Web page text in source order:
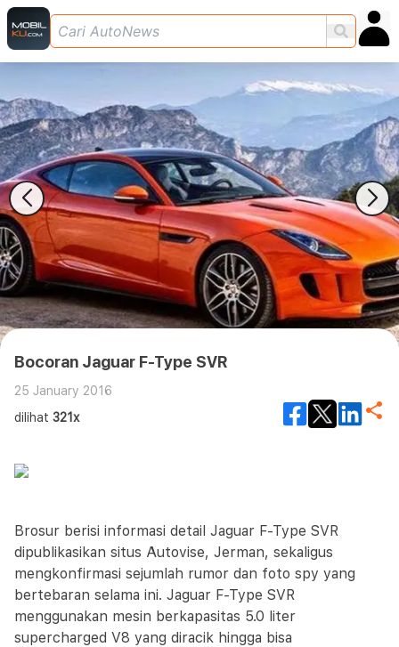
Bocoran Jaguar F-Type SVR
25 January 2016
dilihat 321x
Brosur berisi informasi detail Jaguar F-Type SVR
dipublikasikan situs Autovise, Jerman, sekaligus
mengkonfirmasi sejumlah rumor dan foto spy yang
bertebaran selama ini. Jaguar F-Type SVR
menggunakan mesin berkapasitas 5.0 liter
supercharged V8 yang diracik hingga bisa